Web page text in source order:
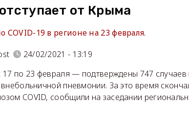
от Крыма
19 в регионе на 23 февраля.
24/02/2021 - 13:19
по 23 февраля — подтверждены 747 случаев
пневмонии. За это время
COVID, сообщили на заседании